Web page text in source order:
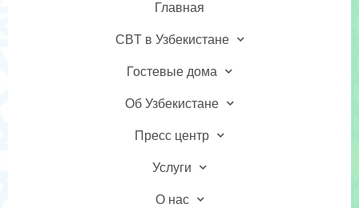
Главная
CBT в Узбекистане
Гостевые дома
Об Узбекистане
Пресс центр
Услуги
О нас